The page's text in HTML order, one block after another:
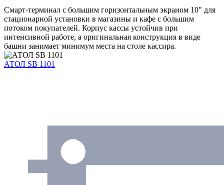
Смарт-терминал с большим горизонтальным экраном 10" для
стационарной установки в магазины и кафе с большим
потоком покупателей. Корпус кассы устойчив при
интенсивной работе, а оригинальная конструкция в виде
башни занимает минимум места на столе кассира.
АТОЛ SB 1101